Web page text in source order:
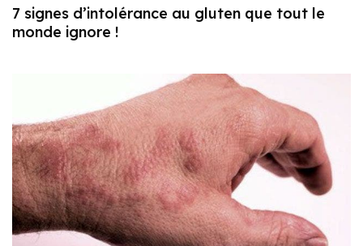
7 signes d’intolérance au gluten que tout le
monde ignore !